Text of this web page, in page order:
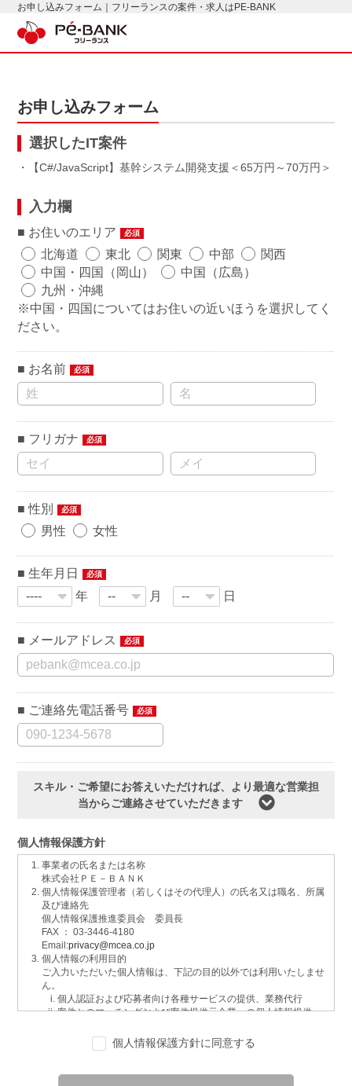
お申し込みフォーム｜フリーランスの案件・求人はPE-BANK
お申し込みフォーム
選択したIT案件
・【C#/JavaScript】基幹システム開発支援 65万円～70万円
入力欄
お住いのエリア 必須
北海道 東北 関東 中部
関西
中国・四国（岡山）
中国（広島）
九州・沖縄
※中国・四国についてはお住いの近いほうを選択してく
ださい。
お名前 必須
フリガナ 必須
性別 必須
男性 女性
生年月日 必須
年 月 日
メールアドレス 必須
ご連絡先電話番号 必須
スキル・ご希望にお答えいただければ、より最適な営業担
当からご連絡させていただきます
個人情報保護方針
事業者の氏名または名称
株式会社ＰＥ－ＢＡＮＫ
個人情報保護管理者（若しくはその代理人）の氏名又は職名、所属
及び連絡先
個人情報保護推進委員会 委員長
FAX ： 03-3446-4180
Email:privacy@mcea.co.jp
個人情報の利用目的
ご入力いただいた個人情報は、下記の目的以外では利用いたしませ
ん。
個人認証および応募者向け各種サービスの提供、業務代行
案件とのマッチングおよび案件提供元企業への個人情報提供
サービスに関するご意見、お問い合わせへの回答
ご要望の分析、各種統計データの算出と分析
当社運営のウェブサイト訪問前にクリックされている広告の情
個人情報保護方針に同意する